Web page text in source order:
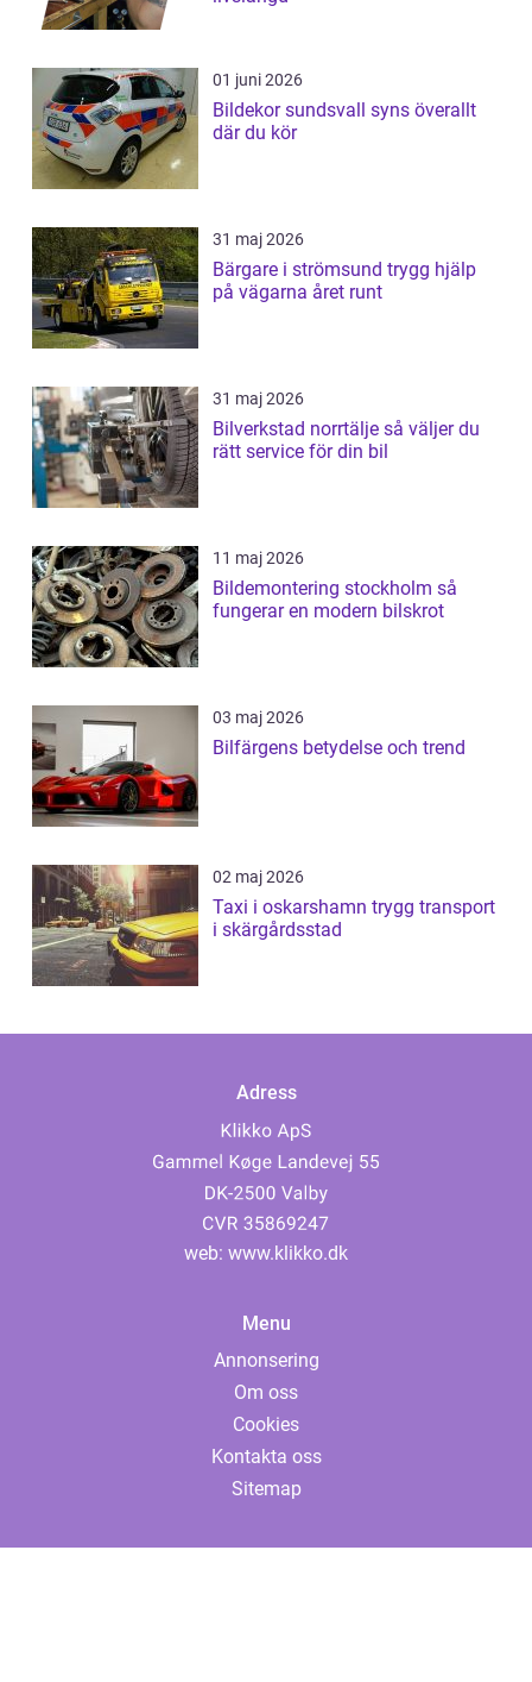
01 juni 2026
Bildekor sundsvall syns överallt
där du kör
31 maj 2026
Bärgare i strömsund trygg hjälp
på vägarna året runt
31 maj 2026
Bilverkstad norrtälje så väljer du
rätt service för din bil
11 maj 2026
Bildemontering stockholm så
fungerar en modern bilskrot
03 maj 2026
Bilfärgens betydelse och trend
02 maj 2026
Taxi i oskarshamn trygg transport
i skärgårdsstad
Adress
web: www.klikko.dk
Menu
Annonsering
Om oss
Cookies
Kontakta oss
Sitemap